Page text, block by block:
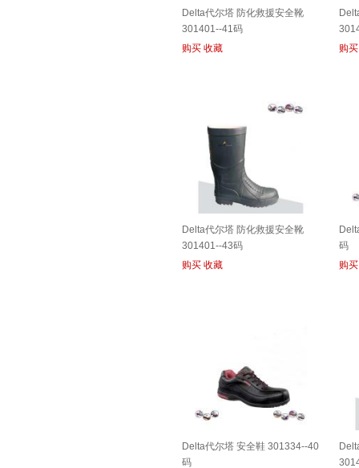
Delta代尔塔 防化救援安全靴
301401--41码
购买 收藏
购买
Delta代尔塔 防化救援安全靴
301401--43码
购买 收藏
码
购买
Delta代尔塔 安全鞋 301334--40
码